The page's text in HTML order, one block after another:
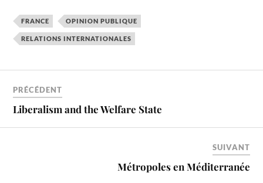
FRANCE OPINION PUBLIQUE
RELATIONS INTERNATIONALES
PRÉCÉDENT
Liberalism and the Welfare State
SUIVANT
Métropoles en Méditerranée